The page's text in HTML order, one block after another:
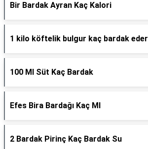
Bir Bardak Ayran Kaç Kalori
1 kilo köftelik bulgur kaç bardak eder
100 Ml Süt Kaç Bardak
Efes Bira Bardağı Kaç Ml
2 Bardak Pirinç Kaç Bardak Su